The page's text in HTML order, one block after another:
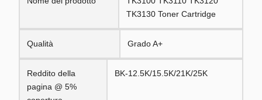
TK3130 Toner Cartridge
Qualità Grado A+
Reddito della
pagina @ 5%
BK-12.5K/15.5K/21K/25K